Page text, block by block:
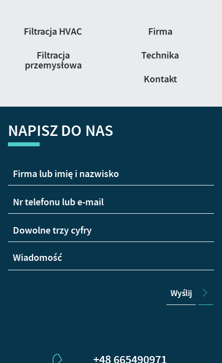
Filtracja HVAC
Filtracja
przemysłowa
Firma
Technika
Kontakt
+48 665490971
NAPISZ DO NAS
Wyślij